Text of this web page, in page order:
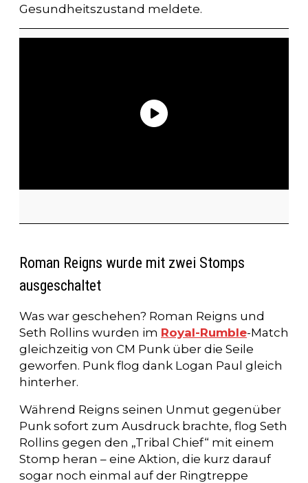
Gesundheitszustand meldete.
Roman Reigns wurde mit zwei Stomps
ausgeschaltet
Was war geschehen? Roman Reigns und
Seth Rollins wurden im Royal-Rumble-Match
gleichzeitig von CM Punk über die Seile
geworfen. Punk flog dank Logan Paul gleich
hinterher.
Während Reigns seinen Unmut gegenüber
Punk sofort zum Ausdruck brachte, flog Seth
Rollins gegen den „Tribal Chief“ mit einem
Stomp heran – eine Aktion, die kurz darauf
sogar noch einmal auf der Ringtreppe